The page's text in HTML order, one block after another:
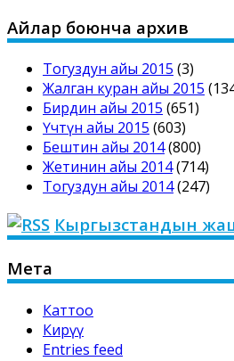
Айлар боюнча архив
Тогуздун айы 2015 (3)
Жалган куран айы 2015
Бирдин айы 2015 (651)
Үчтүн айы 2015 (603)
Бештин айы 2014(800)
Жетинин айы 2014(714)
Тогуздун айы 2014(247)
Кыргызстандын
Мета
Каттоо
Кирүү
Entries feed